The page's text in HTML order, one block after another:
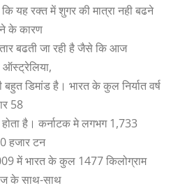
यह रक्त में शुगर की मात्रा नही बढने
के कारण
बढती जा रही है जैसे कि आज
डिमांड है। भारत के कुल निर्यात वर्ष
58
होता है। कर्नाटक मे लगभग 1,733
हजार टन
में भारत के कुल 1477 किलोग्राम
के साथ-साथ